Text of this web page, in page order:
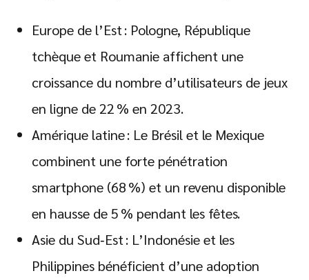
Europe de l’Est : Pologne, République
tchèque et Roumanie affichent une
croissance du nombre d’utilisateurs de jeux
en ligne de 22 % en 2023.
Amérique latine : Le Brésil et le Mexique
combinent une forte pénétration
smartphone (68 %) et un revenu disponible
en hausse de 5 % pendant les fêtes.
Asie du Sud‑Est : L’Indonésie et les
Philippines bénéficient d’une adoption